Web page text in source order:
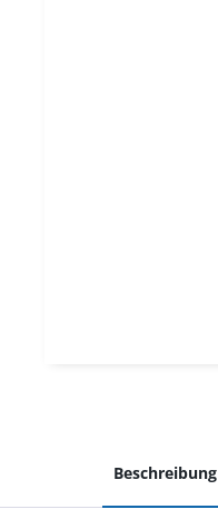
Beschreibung